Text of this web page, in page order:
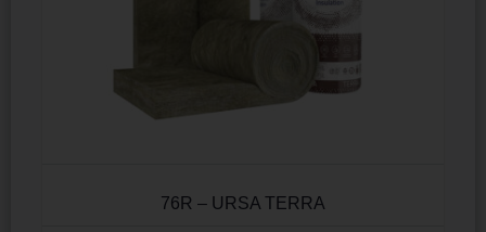
76R – URSA TERRA